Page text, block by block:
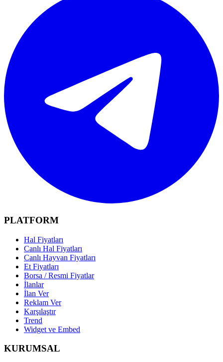
PLATFORM
Hal Fiyatları
Canlı Hal Fiyatları
Canlı Hayvan Fiyatları
Et Fiyatları
Borsa / Resmi Fiyatlar
İlanlar
İlan Ver
Reklam Ver
Karşılaştır
Trend
Widget ve Embed
KURUMSAL